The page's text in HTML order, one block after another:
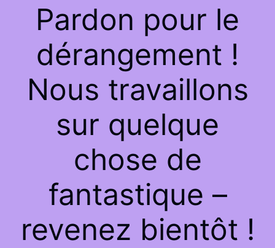
Pardon pour le
dérangement !
Nous travaillons
sur quelque
chose de
fantastique –
revenez bientôt !